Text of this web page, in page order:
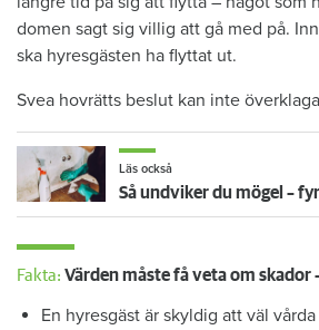
domen sagt sig villig att gå med på.
ska hyresgästen ha flyttat ut.
Svea hovrätts beslut kan inte
Läs också
Fakta: Värden måste få veta om skador
En hyresgäst är skyldig att väl